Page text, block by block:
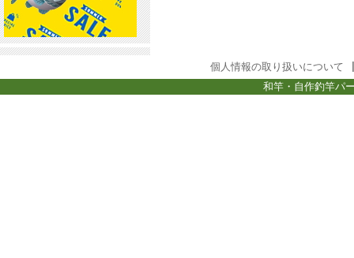
個人情報の取り扱いについて
和竿・自作釣竿パ